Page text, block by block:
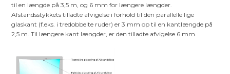
til en længde på 3,5 m, og 6 mm for længere længder.
Afstandsstykkets tilladte afvigelse i forhold til den parallelle lige
glaskant (f.eks. i tredobbelte ruder) er 3 mm op til en kantlængde på
2,5 m. Til længere kant længder, er den tilladte afvigelse 6 mm.